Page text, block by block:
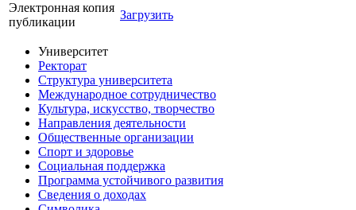
Электронная копия
публикации
Загрузить
Университет
Ректорат
Структура университета
Международное сотрудничество
Культура, искусство, творчество
Направления деятельности
Общественные организации
Спорт и здоровье
Социальная поддержка
Программа устойчивого развития
Сведения о доходах